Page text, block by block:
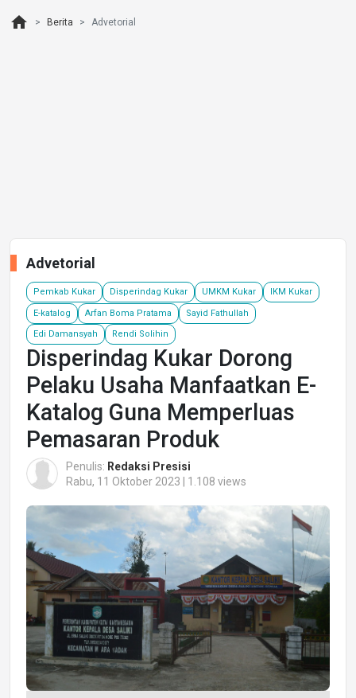
home Berita Advetorial
Advetorial
Pemkab Kukar Disperindag Kukar UMKM Kukar IKM Kukar
E-katalog Arfan Boma Pratama Sayid Fathullah
Edi Damansyah Rendi Solihin
Disperindag Kukar Dorong
Pelaku Usaha Manfaatkan E-
Katalog Guna Memperluas
Pemasaran Produk
Penulis: Redaksi Presisi
Rabu, 11 Oktober 2023 | 1.108 views